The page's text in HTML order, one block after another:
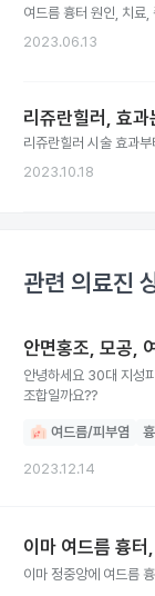
여드름 흉터 원인, 치료
2023.06.13
리쥬란힐러, 효과
리쥬란힐러 시술 효과
2023.10.18
관련 의료진
안면홍조, 모공,
안녕하세요 30대 지성피부 남 입니다 안면홍조랑 모공이랑 여드름 흉터가있어서 쥬베룩이랑 피코프락셀을 받아보려고하는데 괜찮은
조합일까요??
여드름/피부염
2023.12.14
이마 여드름 흉
이마 정중앙에 여드름